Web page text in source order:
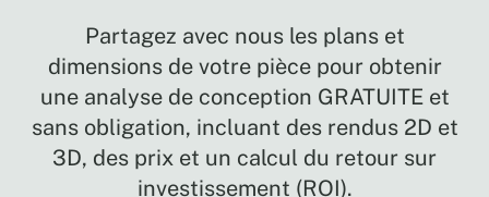
respectueux
de
l'environnement
Les
roulements
à
billes
Partagez avec nous les plans et
dimensions de votre pièce pour obtenir
une analyse de conception GRATUITE et
sans obligation, incluant des rendus 2D et
3D, des prix et un calcul du retour sur
investissement (ROI).